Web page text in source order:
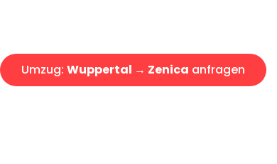
Umzug: Wuppertal → Zenica anfragen